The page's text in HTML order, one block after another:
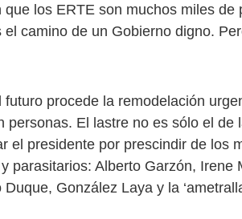
que los ERTE son muchos miles de
camino de un Gobierno digno.
futuro procede la remodelación
personas. El lastre no es sólo el de
el presidente por prescindir de los
parasitarios: Alberto Garzón, Irene
González Laya y la